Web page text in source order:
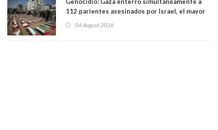
112 parientes asesinados por Israel, el mayor
muertos figuran 44 niños y nueve ancianos
04 August 2026